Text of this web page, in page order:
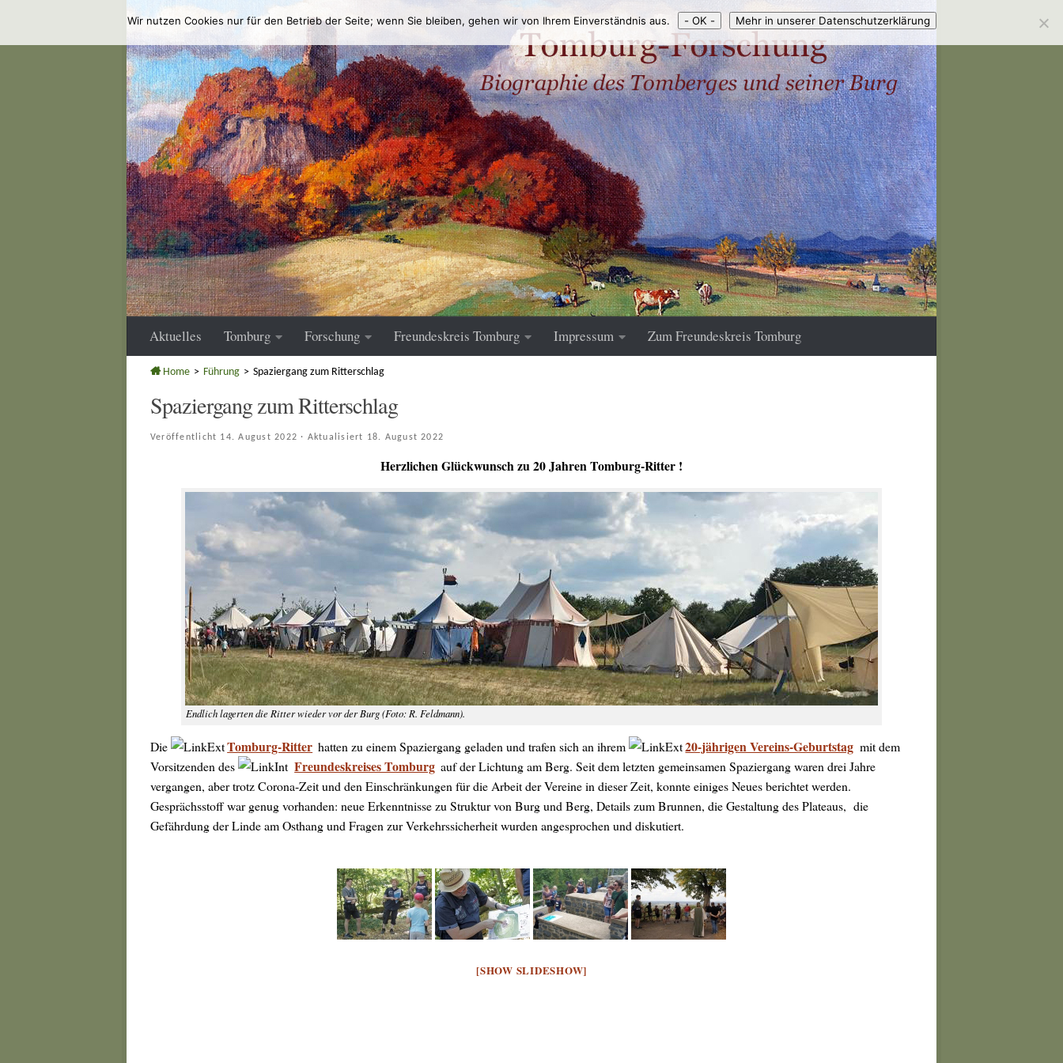
Zum Inhalt springen
Aktuelles Tomburg Forschung Freundeskreis Tomburg Impressum Zum Freundeskreis Tomburg
Home > Führung > Spaziergang zum Ritterschlag
Spaziergang zum Ritterschlag
Veröffentlicht 14. August 2022 · Aktualisiert 18. August 2022
Herzlichen Glückwunsch zu 20 Jahren Tomburg-Ritter !
Endlich lagerten die Ritter wieder vor der Burg (Foto: R. Feldmann).
Die Tomburg-Ritter hatten zu einem Spaziergang geladen und trafen sich an ihrem 20-jährigen Vereins-Geburtstag mit dem
Vorsitzenden des
Freundeskreises Tomburg auf der Lichtung am Berg. Seit dem letzten gemeinsamen Spaziergang waren drei Jahre
vergangen, aber trotz Corona-Zeit und den Einschränkungen für die Arbeit der Vereine in dieser Zeit, konnte einiges Neues berichtet werden.
Gesprächsstoff war genug vorhanden: neue Erkenntnisse zu Struktur von Burg und Berg, Details zum Brunnen, die Gestaltung des Plateaus, die
Gefährdung der Linde am Osthang und Fragen zur Verkehrssicherheit wurden angesprochen und diskutiert.
[SHOW SLIDESHOW]
Wir nutzen Cookies nur für den Betrieb der Seite; wenn Sie bleiben, gehen wir von Ihrem Einverständnis aus. - OK - Mehr in unserer Datenschutzerklärung